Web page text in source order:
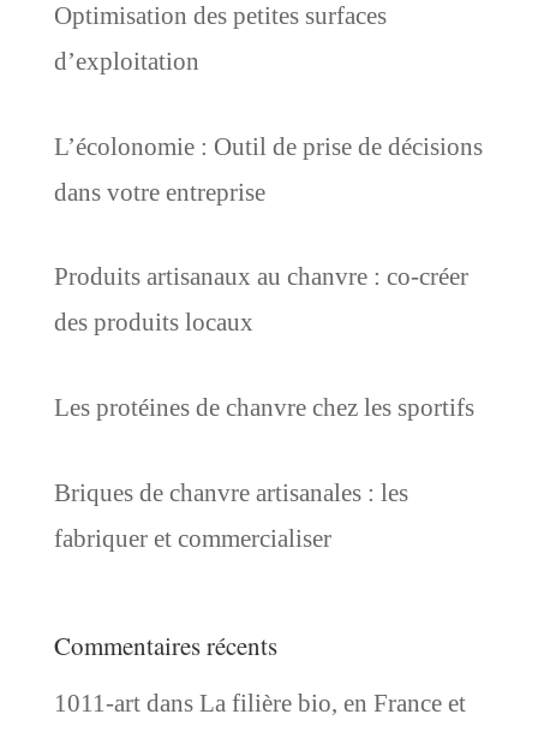
Optimisation des petites surfaces
d’exploitation
L’écolonomie : Outil de prise de décisions
dans votre entreprise
Produits artisanaux au chanvre : co-créer
des produits locaux
Les protéines de chanvre chez les sportifs
Briques de chanvre artisanales : les
fabriquer et commercialiser
Commentaires récents
1011-artdans La filière bio, en France et